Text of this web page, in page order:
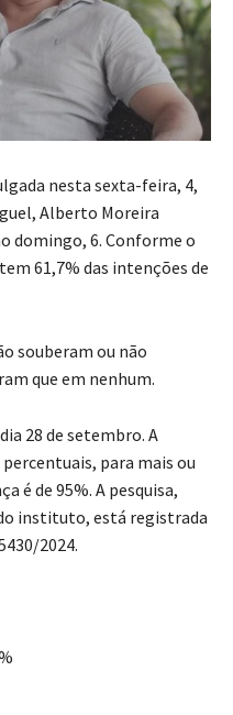
nesta sexta-feira, 4,
Alberto Moreira
domingo, 6. Conforme o
61,7% das intenções de
souberam ou não
que em nenhum.
28 de setembro. A
para mais ou
é de 95%. A pesquisa,
instituto, está registrada
2024.